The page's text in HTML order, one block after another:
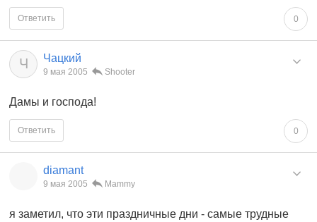
0
Ответить
Ч Чацкий
9 мая 2005 Shooter
Дамы и господа!
0
Ответить
diamant
9 мая 2005 Mammy
я заметил, что эти праздничные дни - самые трудные